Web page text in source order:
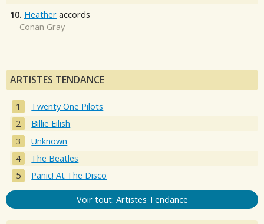
10. Heather accords
Conan Gray
ARTISTES TENDANCE
Twenty One Pilots
Billie Eilish
Unknown
The Beatles
Panic! At The Disco
Voir tout: Artistes Tendance